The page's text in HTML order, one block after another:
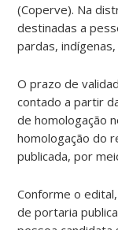
(Coperve). Na
destinadas a
pardas,
O prazo de
contado a partir
de homologação
homologação do
publicada, por
Conforme o
de portaria